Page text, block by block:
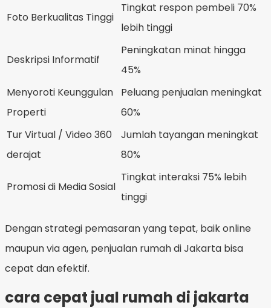
Foto Berkualitas Tinggi
Tingkat respon pembeli 70%
lebih tinggi
Deskripsi Informatif
Peningkatan minat hingga
45%
Menyoroti Keunggulan
Properti
Peluang penjualan meningkat
60%
Tur Virtual / Video 360
derajat
Jumlah tayangan meningkat
80%
Promosi di Media Sosial
Tingkat interaksi 75% lebih
tinggi
Dengan strategi pemasaran yang tepat, baik online
maupun via agen, penjualan rumah di Jakarta bisa
cepat dan efektif.
cara cepat jual rumah di jakarta